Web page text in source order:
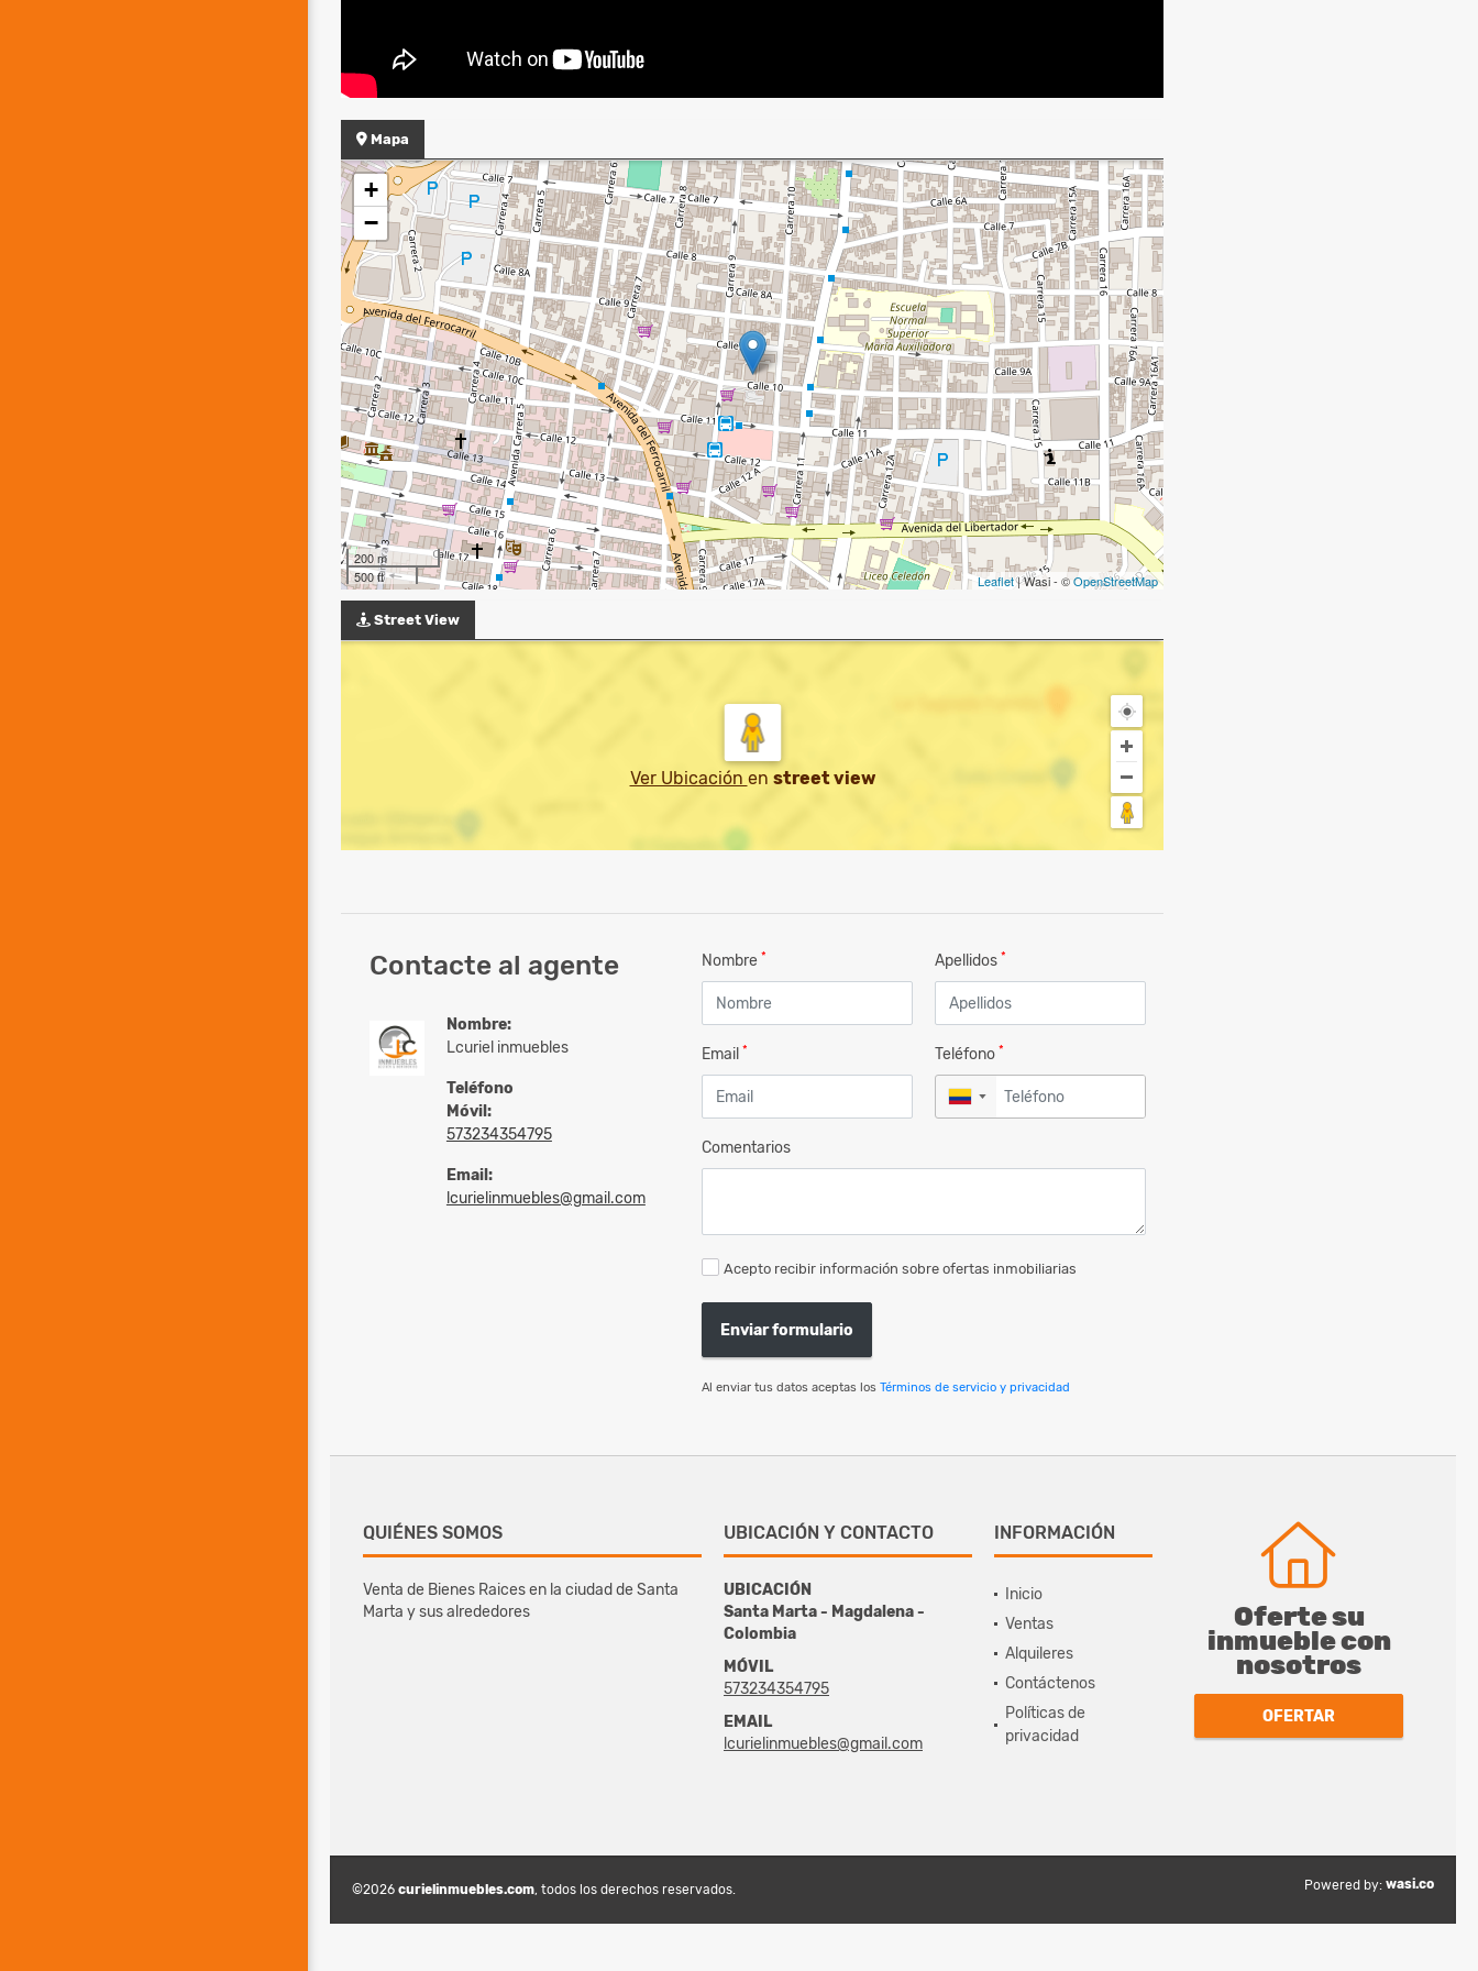
Mapa
+
−
200 m
500 ft
Leaflet| Wasi - ©OpenStreetMap
Street View
Ver Ubicación en street view
Contacte al agente
Nombre:
Lcuriel inmuebles
Teléfono
Móvil:
573234354795
Email:
lcurielinmuebles@gmail.com
Nombre * Apellidos *
Email * Teléfono *
▼
Comentarios
Acepto recibir información sobre ofertas inmobiliarias
Enviar formulario
Al enviar tus datos aceptas los Términos de servicio y privacidad
QUIÉNES SOMOS
Venta de Bienes Raices en la ciudad de Santa
Marta y sus alrededores
UBICACIÓN Y CONTACTO
UBICACIÓN
Santa Marta - Magdalena -
Colombia
MÓVIL
573234354795
EMAIL
lcurielinmuebles@gmail.com
INFORMACIÓN
Inicio
Ventas
Alquileres
Contáctenos
Políticas de
privacidad
Oferte su
inmueble con
nosotros
OFERTAR
©2026 curielinmuebles.com, todos los derechos reservados. Powered by: wasi.co